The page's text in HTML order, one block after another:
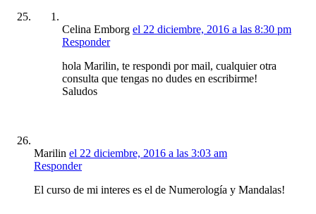
Celina Emborg el 22 diciembre, 2016 a las 8:30 pm
Responder
hola Marilin, te respondi por mail, cualquier otra
consulta que tengas no dudes en escribirme!
Saludos
Marilin el 22 diciembre, 2016 a las 3:03 am
Responder
El curso de mi interes es el de Numerología y Mandalas!